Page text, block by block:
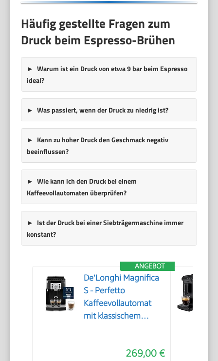
Häufig gestellte Fragen zum
Druck beim Espresso-Brühen
Warum ist ein Druck von etwa 9 bar beim Espresso
ideal?
Was passiert, wenn der Druck zu niedrig ist?
Kann zu hoher Druck den Geschmack negativ
beeinflussen?
Wie kann ich den Druck bei einem
Kaffeevollautomaten überprüfen?
Ist der Druck bei einer Siebträgermaschine immer
konstant?
ANGEBOT
De’Longhi Magnifica
S - Perfetto
Kaffeevollautomat
mit klassischem
Cappuccino269,00 €